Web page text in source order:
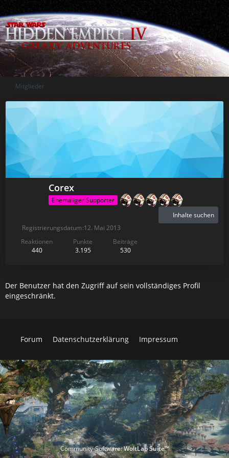
Mitglieder
Corex
Ehemaliger Supporter
Reaktionen
440
Punkte
3.195
Beiträge
530
Inhalte suchen
Registrierungsdatum 12. Mai 2013
Der Benutzer hat den Zugriff auf sein vollständiges Profil
eingeschränkt.
Forum Datenschutzerklärung Impressum
Community-Software:WoltLab Suite™